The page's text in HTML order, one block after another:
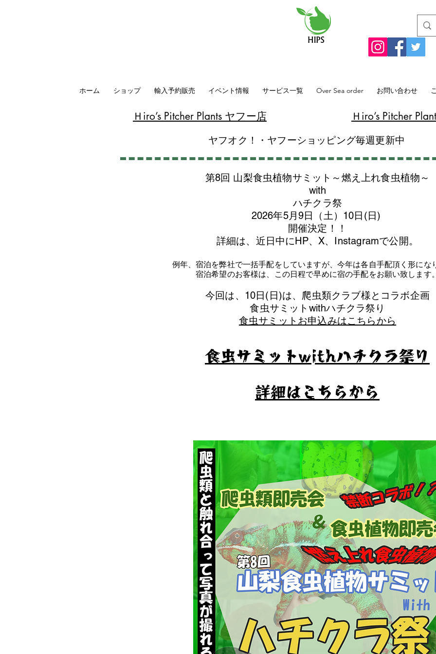
ホーム ショップ 輸入予約販売 イベント情報 サービス一覧 Over Sea order お問い合わせ
​Ｈiro’s Pitcher Plants ヤフー店 Ｈiro’s Pitcher
ヤフオク！・ヤフーショッピング毎週更新中
第8回 山梨食虫植物サミット～燃え上れ食虫植物～
with
​ハチクラ祭
2026年5月9日（土）10日(日)
​開催決定！！
詳細は、近日中にHP、X、Instagramで公開。
例年、宿泊を弊社で一括手配をしていますが、今年は各自手配頂く形にな
​宿泊希望のお客様は、この日程で早めに宿の手配をお願い致します。
​今回は、10日(日)は、爬虫類クラブ様とコラボ企画
​食虫サミットwithハチクラ祭り
食虫サミットお申込みはこちらから
食虫サミットwithハチクラ祭り
​詳細はこちらから